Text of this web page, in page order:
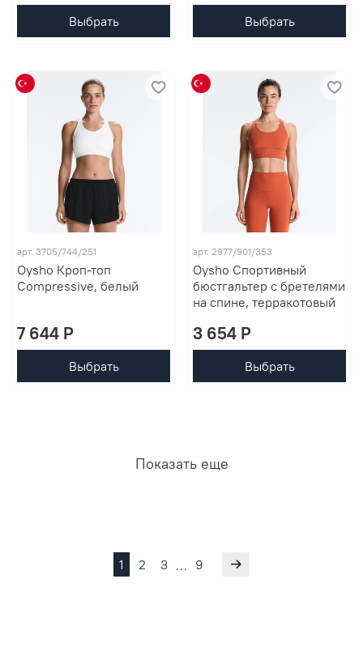
Выбрать Выбрать
арт. 3705/744/251
Oysho Кроп-топ
Compressive, белый
7 644 P
Выбрать
арт. 2977/901/353
Oysho Спортивный
бюстгальтер с бретелями
на спине, терракотовый
3 654 P
Выбрать
Показать еще
1 2 3 … 9